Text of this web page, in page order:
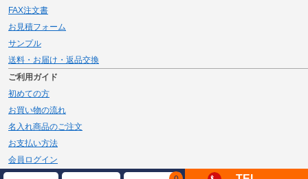
FAX注文書
お見積フォーム
サンプル
送料・お届け・返品交換
ご利用ガイド
初めての方
お買い物の流れ
名入れ商品のご注文
お支払い方法
会員ログイン
メルマガ登録